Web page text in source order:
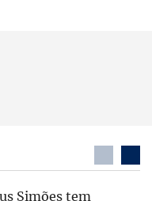
Simões tem